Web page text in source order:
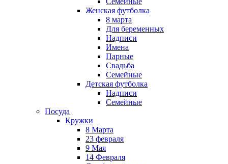
Женская футболка
8 марта
Для беременных
Надписи
Имена
Парные
Свадьба
Семейные
Детская футболка
Надписи
Семейные
Посуда
Кружки
8 Марта
23 февраля
9 Мая
14 Февраля